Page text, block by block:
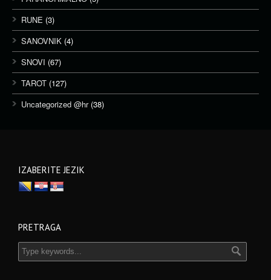
RUNE (3)
SANOVNIK (4)
SNOVI (67)
TAROT (127)
Uncategorized @hr(38)
IZABERITE JEZIK
PRETRAGA